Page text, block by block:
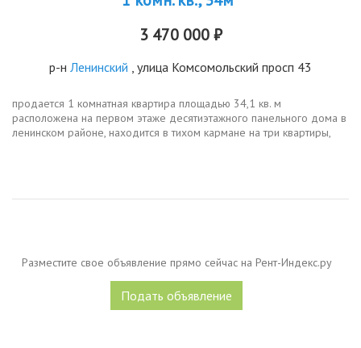
3 470 000 ₽
р-н Ленинский , улица Комсомольский просп 43
продается 1 комнатная квартира площадью 34,1 кв. м
расположена на первом этаже десятиэтажного панельного дома в
ленинском районе, находится в тихом кармане на три квартиры,
Разместите свое объявление прямо сейчас на Рент-Индекс.ру
Подать объявление